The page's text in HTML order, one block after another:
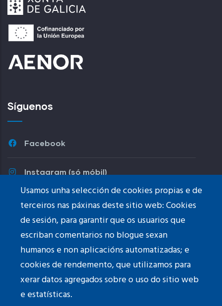
Usamos unha selección de cookies propias e de
terceiros nas páxinas deste sitio web: Cookies
de sesión, para garantir que os usuarios que
escriban comentarios no blogue sexan
humanos e non aplicacións automatizadas; e
cookies de rendemento, que utilizamos para
xerar datos agregados sobre o uso do sitio web
e estatísticas.
Síguenos
Facebook
Instagram (só móbil)
Youtube
Fotografías dobanner